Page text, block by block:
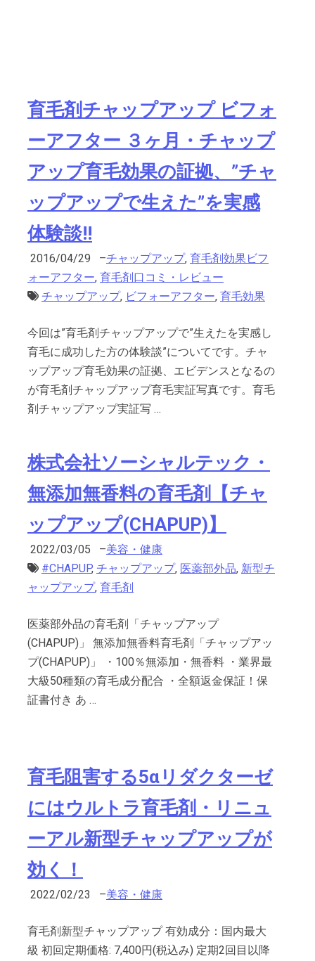
育毛剤チャップアップ ビフォ
ーアフター ３ヶ月・チャップ
アップ育毛効果の証拠、”チャ
ップアップで生えた”を実感
体験談!!
2016/04/29 –チャップアップ, 育毛剤効果ビフ
ォーアフター, 育毛剤口コミ・レビュー
チャップアップ, ビフォーアフター, 育毛効果
今回は”育毛剤チャップアップで”生えたを実感し
育毛に成功した方の体験談”についてです。チャ
ップアップ育毛効果の証拠、エビデンスとなるの
が育毛剤チャップアップ育毛実証写真です。育毛
剤チャップアップ実証写 …
株式会社ソーシャルテック・
無添加無香料の育毛剤【チャ
ップアップ(CHAPUP)】
2022/03/05 –美容・健康
#CHAPUP, チャップアップ, 医薬部外品, 新型チ
ャップアップ, 育毛剤
医薬部外品の育毛剤「チャップアップ
(CHAPUP)」 無添加無香料育毛剤「チャップアッ
プ(CHAPUP)」 ・100％無添加・無香料 ・業界最
大級50種類の育毛成分配合 ・全額返金保証！保
証書付き あ …
育毛阻害する5αリダクターゼ
にはウルトラ育毛剤・リニュ
ーアル新型チャップアップが
効く！
2022/02/23 –美容・健康
育毛剤新型チャップアップ 有効成分：国内最大
級 初回定期価格: 7,400円(税込み) 定期2回目以降